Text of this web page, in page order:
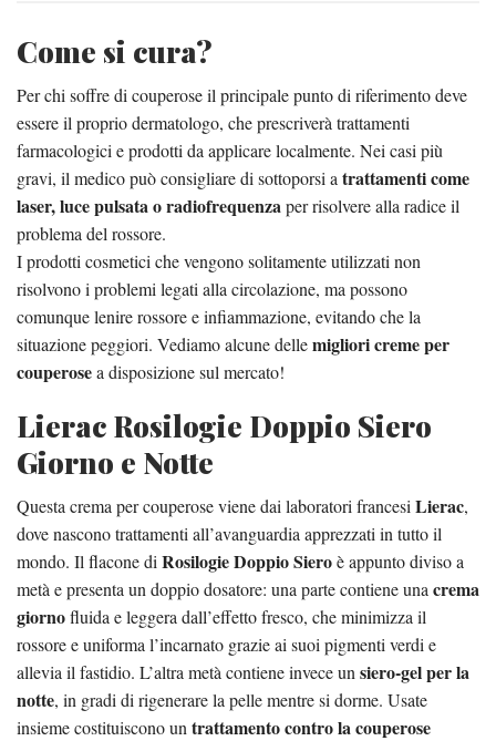
Come si cura?
Per chi soffre di couperose il principale punto di riferimento deve
essere il proprio dermatologo, che prescriverà trattamenti
farmacologici e prodotti da applicare localmente. Nei casi più
gravi, il medico può consigliare di sottoporsi a trattamenti come
laser, luce pulsata o radiofrequenzaper risolvere alla radice il
problema del rossore.
I prodotti cosmetici che vengono solitamente utilizzati non
risolvono i problemi legati alla circolazione, ma possono
comunque lenire rossore e infiammazione, evitando che la
situazione peggiori. Vediamo alcune dellemigliori creme per
couperosea disposizione sul mercato!
Lierac Rosilogie Doppio Siero
Giorno e Notte
Questa crema per couperose viene dai laboratori francesi Lierac,
dove nascono trattamenti all’avanguardia apprezzati in tutto il
mondo. Il flacone di Rosilogie Doppio Sieroè appunto diviso a
metà e presenta un doppio dosatore: una parte contiene una crema
giornofluida e leggera dall’effetto fresco, che minimizza il
rossore e uniforma l’incarnato grazie ai suoi pigmenti verdi e
allevia il fastidio. L’altra metà contiene invece un siero-gel per la
notte, in gradi di rigenerare la pelle mentre si dorme. Usate
insieme costituiscono un trattamento contro la couperose